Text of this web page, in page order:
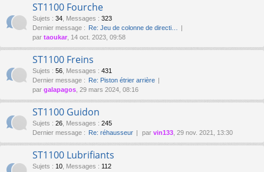
ST1100 Fourche
Sujets : 34 Messages : 323
Dernier message : Re: Jeu de colonne de directi…
par taoukar , 14 oct. 2023, 09:58
ST1100 Freins
Sujets : 56 Messages : 431
Dernier message : Re: Piston étrier arrière
par galapagos , 29 mars 2024, 08:16
ST1100 Guidon
Sujets : 26 Messages : 245
Dernier message : Re: réhausseur par vin133 , 29 nov. 2021, 13:30
ST1100 Lubrifiants
Sujets : 10 Messages : 112